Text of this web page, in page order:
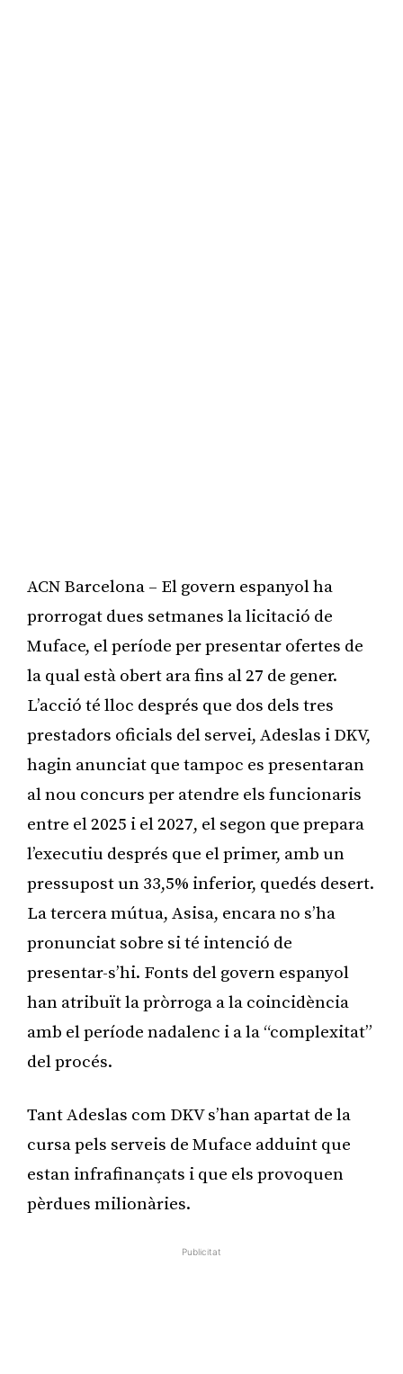
ACN Barcelona – El govern espanyol ha
prorrogat dues setmanes la licitació de
Muface, el període per presentar ofertes de
la qual està obert ara fins al 27 de gener.
L’acció té lloc després que dos dels tres
prestadors oficials del servei, Adeslas i DKV,
hagin anunciat que tampoc es presentaran
al nou concurs per atendre els funcionaris
entre el 2025 i el 2027, el segon que prepara
l’executiu després que el primer, amb un
pressupost un 33,5% inferior, quedés desert.
La tercera mútua, Asisa, encara no s’ha
pronunciat sobre si té intenció de
presentar-s’hi. Fonts del govern espanyol
han atribuït la pròrroga a la coincidència
amb el període nadalenc i a la “complexitat”
del procés.
Tant Adeslas com DKV s’han apartat de la
cursa pels serveis de Muface adduint que
estan infrafinançats i que els provoquen
pèrdues milionàries.
Publicitat